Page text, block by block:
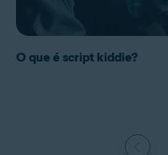
O que é script kiddie?